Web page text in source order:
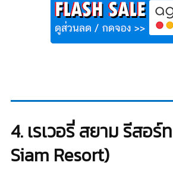
4. เรเวอรี่ สยาม รีสอร์
Siam Resort)